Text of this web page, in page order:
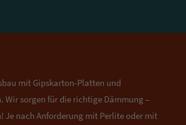
mit Gipskarton-Platten und
Wir sorgen für die richtige Dämmung –
Je nach Anforderung mit Perlite oder mit